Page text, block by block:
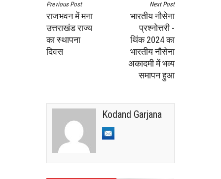
Previous Post
राजभवन में मना
उत्तराखंड राज्य
का स्थापना
दिवस
Next Post
भारतीय नौसेना
प्रश्नोत्तरी -
थिंक 2024 का
भारतीय नौसेना
अकादमी में भव्य
समापन हुआ
Kodand Garjana